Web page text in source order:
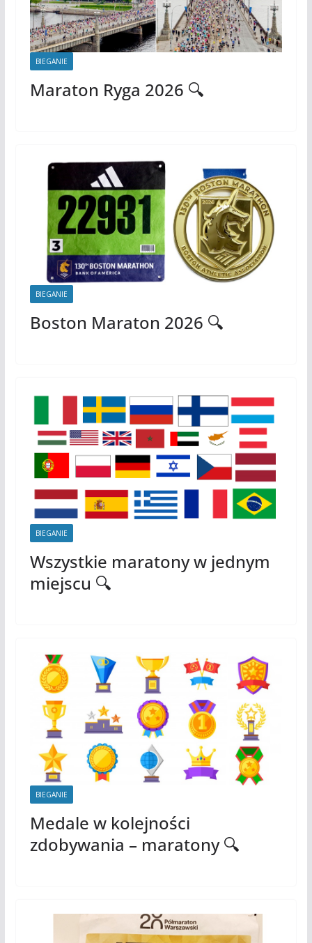
BIEGANIE
Maraton Ryga 2026 🔍
BIEGANIE
Boston Maraton 2026 🔍
BIEGANIE
Wszystkie maratony w jednym
miejscu 🔍
BIEGANIE
Medale w kolejności
zdobywania – maratony 🔍